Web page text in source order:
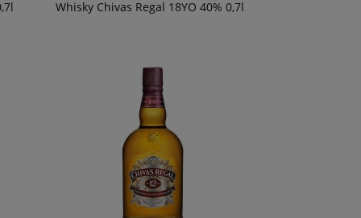
Whisky Chivas Regal 18YO 40% 0,7l